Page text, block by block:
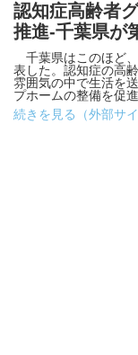
認知症高齢者
推進-千葉県が
千葉県はこのほど
表した。認知症の高
雰囲気の中で生活を
プホームの整備を促
続きを見る（外部サイ